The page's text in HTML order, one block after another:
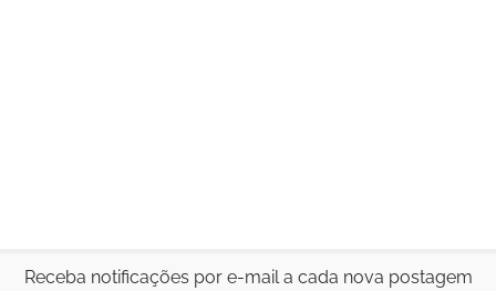
Receba notificações por e-mail a cada nova postagem